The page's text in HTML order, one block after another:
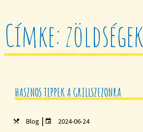
Címke: zöldségek
HASZNOS TIPPEK A GRILLSZEZONRA
Blog | 2024-06-24